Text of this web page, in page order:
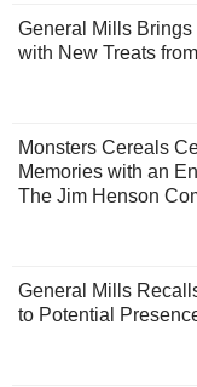
General Mills
with New Treats
Monsters Cereals
Memories with an
The Jim Henson
General Mills
to Potential